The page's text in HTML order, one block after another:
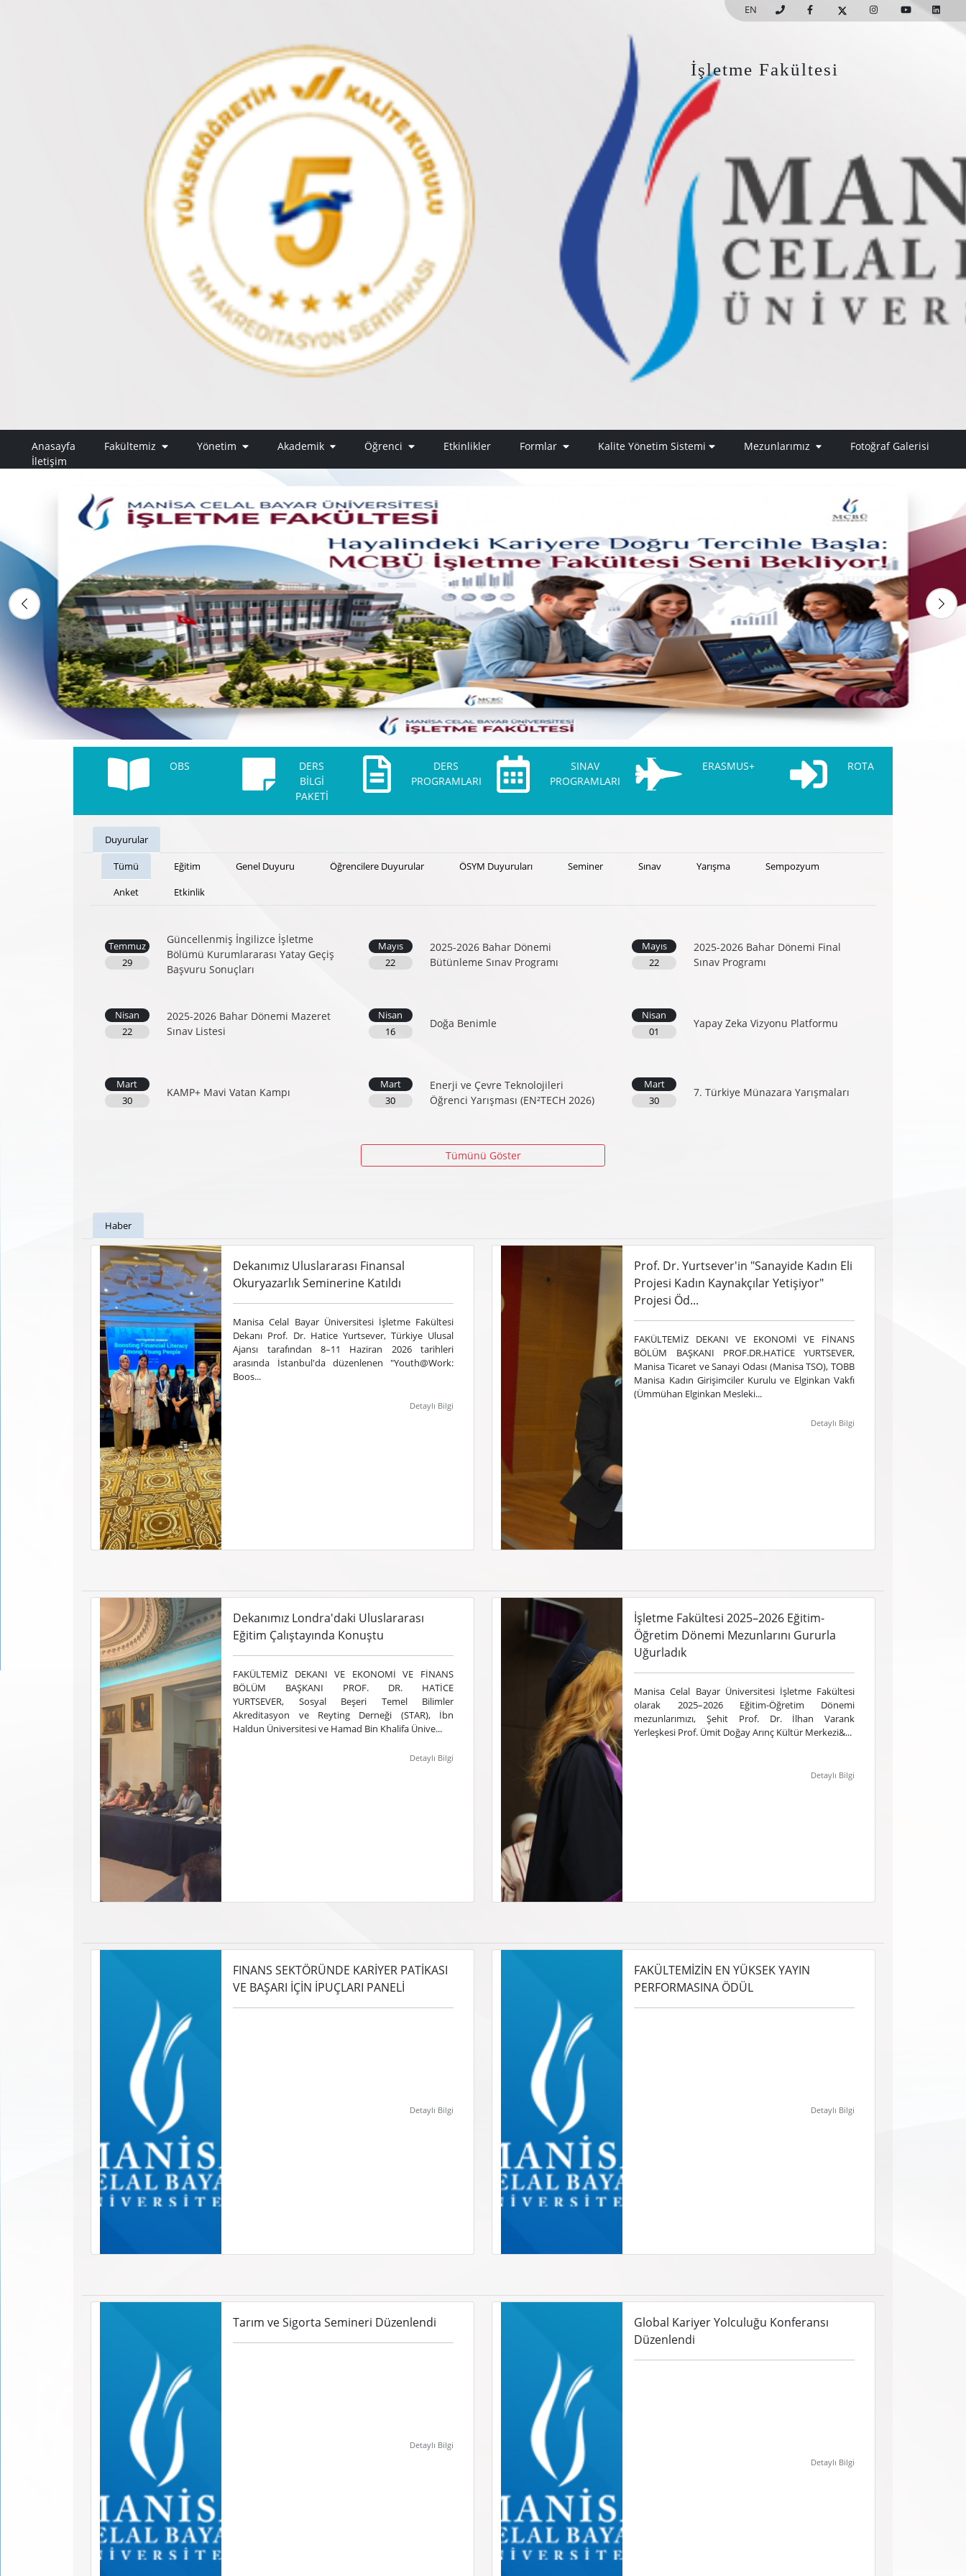
EN
İşletme Fakültesi
Anasayfa Fakültemiz Yönetim Akademik Öğrenci Etkinlikler Formlar Kalite Yönetim Sistemi Mezunlarımız
Fotoğraf Galerisi
İletişim
Geri İleri
OBS
DERS
BİLGİ
PAKETİ
DERS
PROGRAMLARI
SINAV
PROGRAMLARI
ERASMUS+ ROTA
Duyurular
Tümü Eğitim Genel Duyuru Öğrencilere Duyurular ÖSYM Duyuruları Seminer Sınav Yarışma
Sempozyum
Anket
Etkinlik
Temmuz
29
Güncellenmiş İngilizce İşletme
Bölümü Kurumlararası Yatay Geçiş
Başvuru Sonuçları
Mayıs
22
2025-2026 Bahar Dönemi
Bütünleme Sınav Programı
Mayıs
22
2025-2026 Bahar Dönemi Final
Sınav Programı
Nisan
22
2025-2026 Bahar Dönemi Mazeret
Sınav Listesi
Nisan
16
Doğa Benimle
Nisan
01
Yapay Zeka Vizyonu Platformu
Mart
30
KAMP+ Mavi Vatan Kampı
Mart
30
Enerji ve Çevre Teknolojileri
Öğrenci Yarışması (EN²TECH 2026)
Mart
30
7. Türkiye Münazara Yarışmaları
Tümünü Göster
Haber
Dekanımız Uluslararası Finansal
Okuryazarlık Seminerine Katıldı
Manisa Celal Bayar Üniversitesi İşletme Fakültesi
Dekanı Prof. Dr. Hatice Yurtsever, Türkiye Ulusal
Ajansı tarafından 8–11 Haziran 2026 tarihleri
arasında İstanbul'da düzenlenen "Youth@Work:
Boos...
Detaylı Bilgi
Prof. Dr. Yurtsever'in "Sanayide Kadın Eli
Projesi Kadın Kaynakçılar Yetişiyor"
Projesi Öd...
FAKÜLTEMİZ DEKANI VE EKONOMİ VE FİNANS
BÖLÜM BAŞKANI PROF.DR.HATİCE YURTSEVER,
Manisa Ticaret ve Sanayi Odası (Manisa TSO), TOBB
Manisa Kadın Girişimciler Kurulu ve Elginkan Vakfı
(Ümmühan Elginkan Mesleki...
Detaylı Bilgi
Dekanımız Londra'daki Uluslararası
Eğitim Çalıştayında Konuştu
FAKÜLTEMİZ DEKANI VE EKONOMİ VE FİNANS
BÖLÜM BAŞKANI PROF. DR. HATİCE
YURTSEVER, Sosyal Beşeri Temel Bilimler
Akreditasyon ve Reyting Derneği (STAR), İbn
Haldun Üniversitesi ve Hamad Bin Khalifa Ünive...
Detaylı Bilgi
İşletme Fakültesi 2025–2026 Eğitim-
Öğretim Dönemi Mezunlarını Gururla
Uğurladık
Manisa Celal Bayar Üniversitesi İşletme Fakültesi
olarak 2025–2026 Eğitim-Öğretim Dönemi
mezunlarımızı, Şehit Prof. Dr. İlhan Varank
Yerleşkesi Prof. Ümit Doğay Arınç Kültür Merkezi&...
Detaylı Bilgi
FINANS SEKTÖRÜNDE KARİYER PATİKASI
VE BAŞARI İÇİN İPUÇLARI PANELİ
Detaylı Bilgi
FAKÜLTEMİZİN EN YÜKSEK YAYIN
PERFORMASINA ÖDÜL
Detaylı Bilgi
Tarım ve Sigorta Semineri Düzenlendi
Detaylı Bilgi
Global Kariyer Yolculuğu Konferansı
Düzenlendi
Detaylı Bilgi